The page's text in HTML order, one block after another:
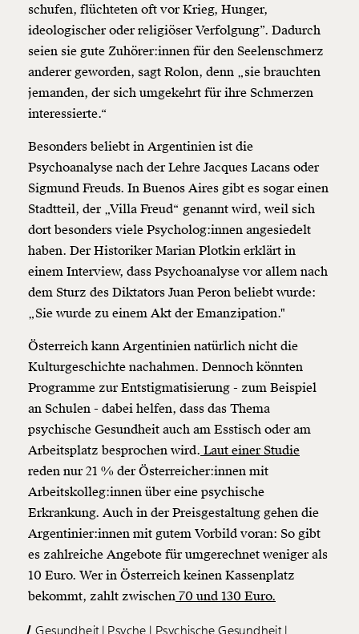
schufen, flüchteten oft vor Krieg, Hunger,
ideologischer oder religiöser Verfolgung”. Dadurch
seien sie gute Zuhörer:innen für den Seelenschmerz
anderer geworden, sagt Rolon, denn „sie brauchten
jemanden, der sich umgekehrt für ihre Schmerzen
interessierte.“
Besonders beliebt in Argentinien ist die
Psychoanalyse nach der Lehre Jacques Lacans oder
Sigmund Freuds. In Buenos Aires gibt es sogar einen
Stadtteil, der „Villa Freud“ genannt wird, weil sich
dort besonders viele Psycholog:innen angesiedelt
haben. Der Historiker Marian Plotkin erklärt in
einem Interview, dass Psychoanalyse vor allem nach
dem Sturz des Diktators Juan Peron beliebt wurde:
„Sie wurde zu einem Akt der Emanzipation."
Österreich kann Argentinien natürlich nicht die
Kulturgeschichte nachahmen. Dennoch könnten
Programme zur Entstigmatisierung - zum Beispiel
an Schulen - dabei helfen, dass das Thema
psychische Gesundheit auch am Esstisch oder am
Arbeitsplatz besprochen wird. Laut einer Studie
reden nur 21 % der Österreicher:innen mit
Arbeitskolleg:innen über eine psychische
Erkrankung. Auch in der Preisgestaltung gehen die
Argentinier:innen mit gutem Vorbild voran: So gibt
es zahlreiche Angebote für umgerechnet weniger als
10 Euro. Wer in Österreich keinen Kassenplatz
bekommt, zahlt zwischen 70 und 130 Euro.
Gesundheit Psyche
Psychische Gesundheit